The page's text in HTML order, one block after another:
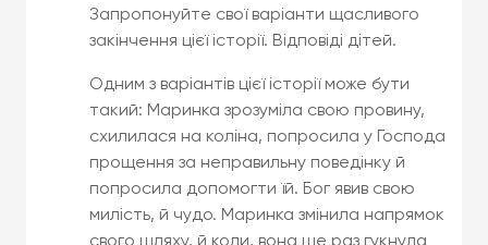
Запропонуйте свої варіанти щасливого
закінчення цієї історії. Відповіді дітей.
Одним з варіантів цієї історії може бути
такий: Маринка зрозуміла свою провину,
схилилася на коліна, попросила у Господа
прощення за неправильну поведінку й
попросила допомогти їй. Бог явив свою
милість, й чудо. Маринка змінила напрямок